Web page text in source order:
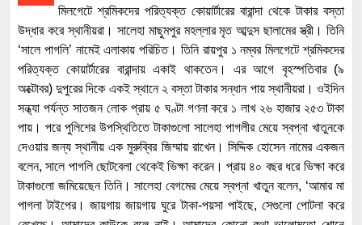
মিলগেটে শ্রমিকদের পরিত্যক্ত কোয়ার্টারের বারান্দা থেকে টাকার বস্তা
উদ্ধার করে স্থানীয়রা। সালেহা মাছুমপুর মহল্লার মৃত আব্দুস ছালামের স্ত্রী। তিনি
‘সালে পাগলি’ নামেই এলাকায় পরিচিত। তিনি রায়পুর ১ নম্বর মিলগেটে শ্রমিকদের
পরিত্যক্ত কোয়ার্টারের বারান্দায় একাই থাকতেন। এর আগে বৃহস্পতিবার (৯
অক্টোবর) দুপুরের দিকে একই স্থানে ২ বস্তা টাকার সন্ধান পায় স্থানীয়রা। ওইদিন
সন্ধ্যা পর্যন্ত সাতজন লোক প্রায় ৫ ঘণ্টা গণনা করে ১ লাখ ২৬ হাজার ২৫৩ টাকা
পায়। পরে পুলিশের উপস্থিতিতে টাকাগুলো সালেহা পাগলীর মেয়ে স্বপ্না খাতুনকে
দেওয়ার জন্য স্থানীয় এক মুরুব্বির জিম্মায় রাখেন। সিদ্দিক হোসেন নামের একজন
বলেন, সালে পাগলি ছোটবেলা থেকেই ভিক্ষা করেন। প্রায় ৪০ বছর ধরে ভিক্ষা করে
টাকাগুলো জমিয়েছেন তিনি। সালেহা বেগমের মেয়ে স্বপ্না খাতুন বলেন, ‘আমার মা
পাগলা টাইপের। জায়গায় জায়গায় ঘুরে টাকা-পয়সা পাইছে, সেগুলো পোটলা করে